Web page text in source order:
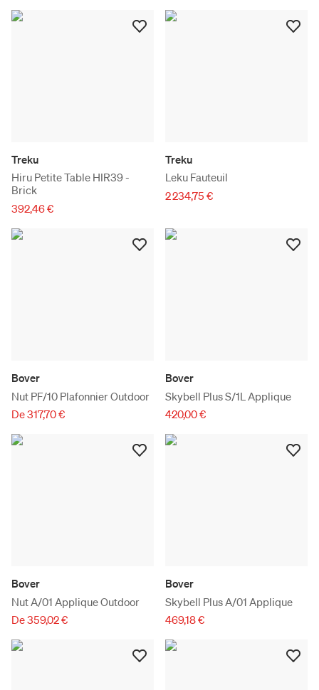
Treku
Hiru Petite Table HIR39 -
Brick
392,46 €
Treku
Leku Fauteuil
2 234,75 €
Bover
Nut PF/10 Plafonnier Outdoor
De 317,70 €
Bover
Skybell Plus S/1L Applique
420,00 €
Bover
Nut A/01 Applique Outdoor
De 359,02 €
Bover
Skybell Plus A/01 Applique
469,18 €